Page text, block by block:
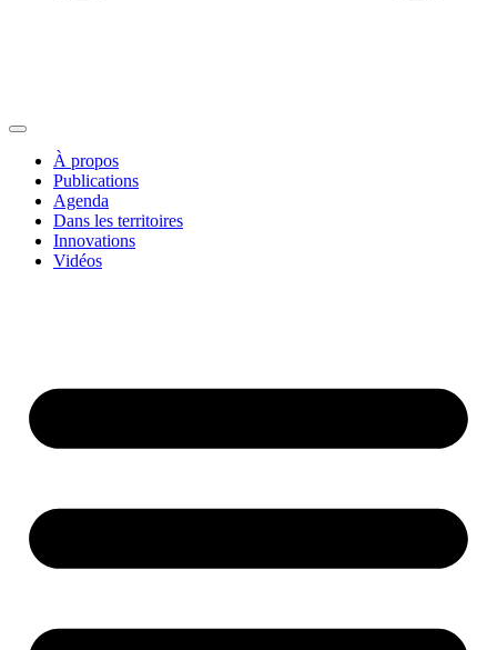
À propos
Publications
Agenda
Dans les territoires
Innovations
Vidéos